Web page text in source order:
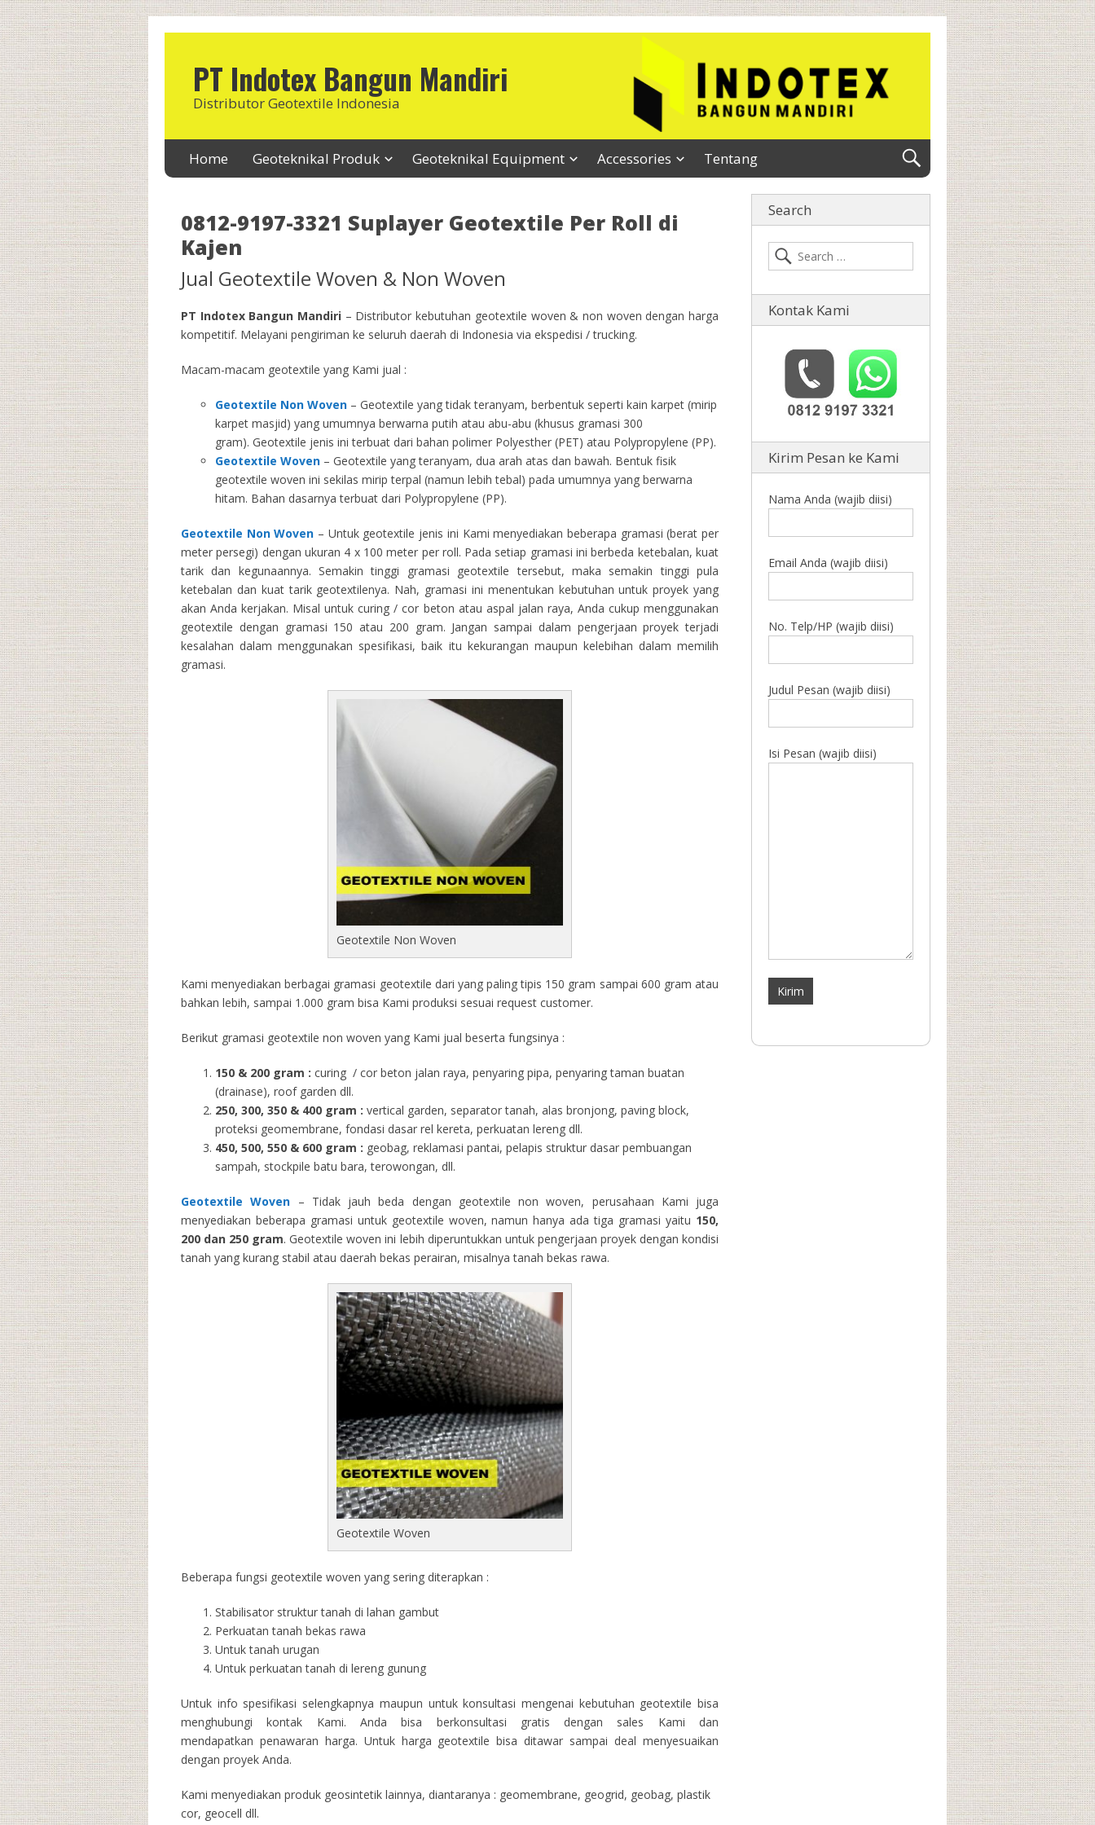
PT Indotex Bangun Mandiri
Distributor Geotextile Indonesia
Home Geoteknikal Produk Geoteknikal Equipment Accessories Tentang
0812-9197-3321 Suplayer Geotextile Per Roll di
Kajen
Jual Geotextile Woven & Non Woven
PT Indotex Bangun Mandiri – Distributor kebutuhan geotextile woven & non woven dengan harga
kompetitif. Melayani pengiriman ke seluruh daerah di Indonesia via ekspedisi / trucking.
Macam-macam geotextile yang Kami jual :
Geotextile Non Woven – Geotextile yang tidak teranyam, berbentuk seperti kain karpet (mirip
karpet masjid) yang umumnya berwarna putih atau abu-abu (khusus gramasi 300
gram). Geotextile jenis ini terbuat dari bahan polimer Polyesther (PET) atau Polypropylene (PP).
Geotextile Woven – Geotextile yang teranyam, dua arah atas dan bawah. Bentuk fisik
geotextile woven ini sekilas mirip terpal (namun lebih tebal) pada umumnya yang berwarna
hitam. Bahan dasarnya terbuat dari Polypropylene (PP).
Geotextile Non Woven – Untuk geotextile jenis ini Kami menyediakan beberapa gramasi (berat per
meter persegi) dengan ukuran 4 x 100 meter per roll. Pada setiap gramasi ini berbeda ketebalan, kuat
tarik dan kegunaannya. Semakin tinggi gramasi geotextile tersebut, maka semakin tinggi pula
ketebalan dan kuat tarik geotextilenya. Nah, gramasi ini menentukan kebutuhan untuk proyek yang
akan Anda kerjakan. Misal untuk curing / cor beton atau aspal jalan raya, Anda cukup menggunakan
geotextile dengan gramasi 150 atau 200 gram. Jangan sampai dalam pengerjaan proyek terjadi
kesalahan dalam menggunakan spesifikasi, baik itu kekurangan maupun kelebihan dalam memilih
gramasi.
Geotextile Non Woven
Kami menyediakan berbagai gramasi geotextile dari yang paling tipis 150 gram sampai 600 gram atau
bahkan lebih, sampai 1.000 gram bisa Kami produksi sesuai request customer.
Berikut gramasi geotextile non woven yang Kami jual beserta fungsinya :
150 & 200 gram : curing / cor beton jalan raya, penyaring pipa, penyaring taman buatan
(drainase), roof garden dll.
250, 300, 350 & 400 gram : vertical garden, separator tanah, alas bronjong, paving block,
proteksi geomembrane, fondasi dasar rel kereta, perkuatan lereng dll.
450, 500, 550 & 600 gram : geobag, reklamasi pantai, pelapis struktur dasar pembuangan
sampah, stockpile batu bara, terowongan, dll.
Geotextile Woven – Tidak jauh beda dengan geotextile non woven, perusahaan Kami juga
menyediakan beberapa gramasi untuk geotextile woven, namun hanya ada tiga gramasi yaitu 150,
200 dan 250 gram. Geotextile woven ini lebih diperuntukkan untuk pengerjaan proyek dengan kondisi
tanah yang kurang stabil atau daerah bekas perairan, misalnya tanah bekas rawa.
Geotextile Woven
Beberapa fungsi geotextile woven yang sering diterapkan :
Stabilisator struktur tanah di lahan gambut
Perkuatan tanah bekas rawa
Untuk tanah urugan
Untuk perkuatan tanah di lereng gunung
Untuk info spesifikasi selengkapnya maupun untuk konsultasi mengenai kebutuhan geotextile bisa
menghubungi kontak Kami. Anda bisa berkonsultasi gratis dengan sales Kami dan
mendapatkan penawaran harga. Untuk harga geotextile bisa ditawar sampai deal menyesuaikan
dengan proyek Anda.
Kami menyediakan produk geosintetik lainnya, diantaranya : geomembrane, geogrid, geobag, plastik
cor, geocell dll.
Search
Kontak Kami
Kirim Pesan ke Kami
Nama Anda (wajib diisi)
Email Anda (wajib diisi)
No. Telp/HP (wajib diisi)
Judul Pesan (wajib diisi)
Isi Pesan (wajib diisi)